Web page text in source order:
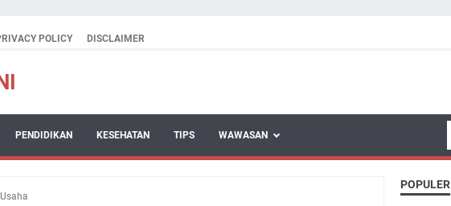
POLICY DISCLAIMER
PENDIDIKAN KESEHATAN TIPS WAWASAN
POPULER